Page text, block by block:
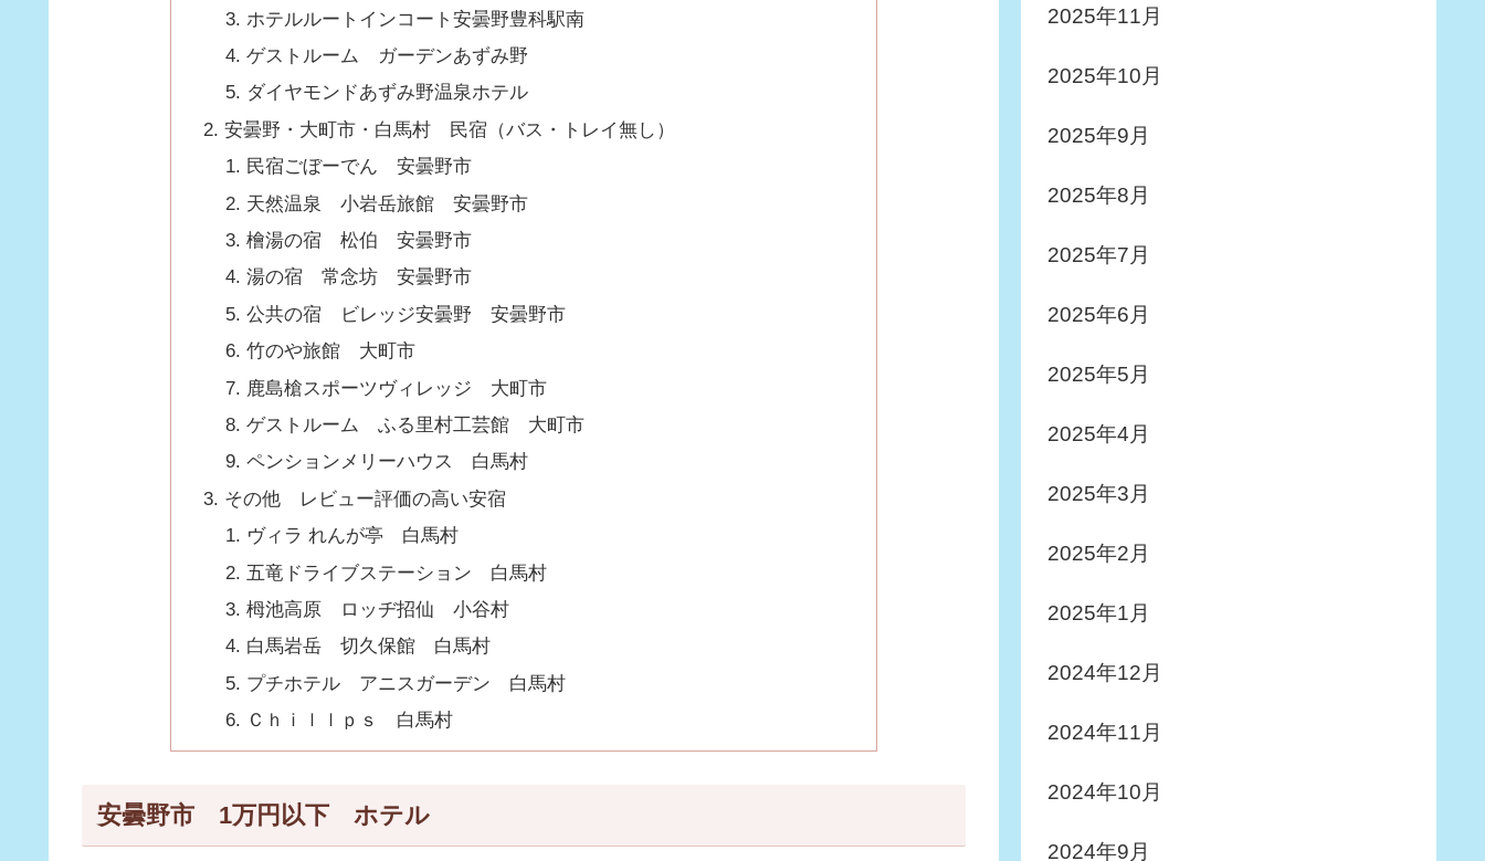
ホテルルートインコート安曇野豊科駅南
ゲストルーム ガーデンあずみ野
ダイヤモンドあずみ野温泉ホテル
安曇野・大町市・白馬村 民宿（バス・トレイ無し）
民宿ごぼーでん 安曇野市
天然温泉 小岩岳旅館 安曇野市
檜湯の宿 松伯 安曇野市
湯の宿 常念坊 安曇野市
公共の宿 ビレッジ安曇野 安曇野市
竹のや旅館 大町市
鹿島槍スポーツヴィレッジ 大町市
ゲストルーム ふる里村工芸館 大町市
ペンションメリーハウス 白馬村
その他 レビュー評価の高い安宿
ヴィラ れんが亭 白馬村
五竜ドライブステーション 白馬村
栂池高原 ロッヂ招仙 小谷村
白馬岩岳 切久保館 白馬村
プチホテル アニスガーデン 白馬村
Ｃｈｉｌｌｐｓ 白馬村
安曇野市 1万円以下 ホテル
2025年11月
2025年10月
2025年9月
2025年8月
2025年7月
2025年6月
2025年5月
2025年4月
2025年3月
2025年2月
2025年1月
2024年12月
2024年11月
2024年10月
2024年9月